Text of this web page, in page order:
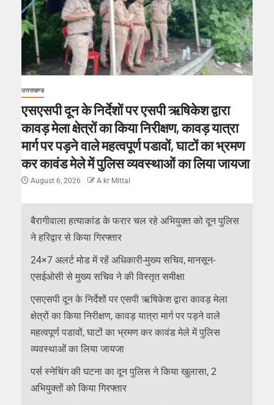
उत्तराखण्ड
एसएसपी दून के निर्देशों पर एसपी ऋषिकेश द्वारा
कावड़ मेला क्षेत्रों का किया निरीक्षण, कावड़ यात्रा
मार्ग पर पड़ने वाले महत्वपूर्ण पडावों, घाटों का भ्रमण
कर कावंड मेले में पुलिस व्यवस्थाओं का लिया जायजा
August 6, 2026 A kr Mittal
बैरागीवाला हत्याकांड के फरार चल रहे अभियुक्त को दून पुलिस
ने हरिद्वार से किया गिरफ्तार
24×7 अलर्ट मोड में रहें अधिकारी-मुख्य सचिव, मानसून-
एसईओसी से मुख्य सचिव ने की विस्तृत समीक्षा
एसएसपी दून के निर्देशों पर एसपी ऋषिकेश द्वारा कावड़ मेला
क्षेत्रों का किया निरीक्षण, कावड़ यात्रा मार्ग पर पड़ने वाले
महत्वपूर्ण पडावों, घाटों का भ्रमण कर कावंड मेले में पुलिस
व्यवस्थाओं का लिया जायजा
पर्स स्नेचिंग की घटना का दून पुलिस ने किया खुलासा, 2
अभियुक्तों को किया गिरफ्तार